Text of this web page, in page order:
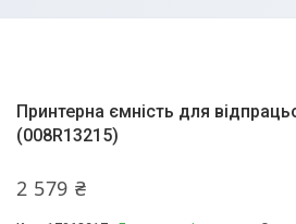
Принтерна ємність для
(008R13215)
2 579 ₴